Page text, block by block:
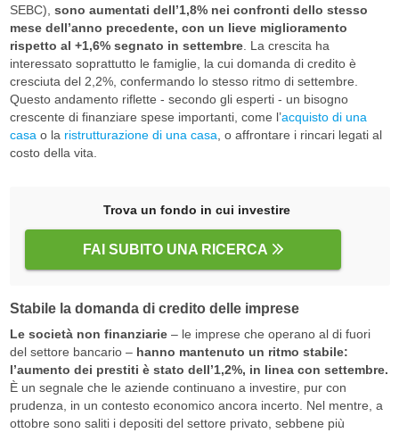
SEBC), sono aumentati dell’1,8% nei confronti dello stesso
mese dell’anno precedente, con un lieve miglioramento
rispetto al +1,6% segnato in settembre. La crescita ha
interessato soprattutto le famiglie, la cui domanda di credito è
cresciuta del 2,2%, confermando lo stesso ritmo di settembre.
Questo andamento riflette - secondo gli esperti - un bisogno
crescente di finanziare spese importanti, come l’acquisto di una
casa o la ristrutturazione di una casa , o affrontare i rincari legati al
costo della vita.
Trova un fondo in cui investire
FAI SUBITO UNA RICERCA
Stabile la domanda di credito delle imprese
Le società non finanziarie– le imprese che operano al di fuori
del settore bancario – hanno mantenuto un ritmo stabile:
l’aumento dei prestiti è stato dell’1,2%, in linea con settembre.
È un segnale che le aziende continuano a investire, pur con
prudenza, in un contesto economico ancora incerto. Nel mentre, a
ottobre sono saliti i depositi del settore privato, sebbene più